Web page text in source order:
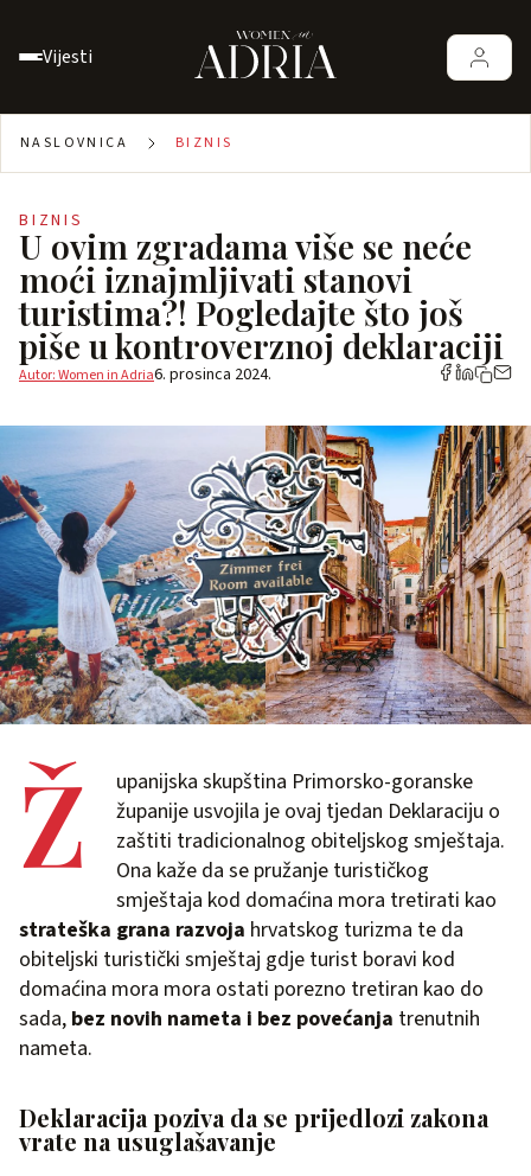
Vijesti
NASLOVNICA BIZNIS
BIZNIS
U ovim zgradama više se neće
moći iznajmljivati stanovi
turistima?! Pogledajte što još
piše u kontroverznoj deklaraciji
Autor: Women in Adria6. prosinca 2024.
Ž
upanijska skupština Primorsko-goranske
županije usvojila je ovaj tjedan Deklaraciju o
zaštiti tradicionalnog obiteljskog smještaja.
Ona kaže da se pružanje turističkog
smještaja kod domaćina mora tretirati kao
strateška grana razvoja hrvatskog turizma te da
obiteljski turistički smještaj gdje turist boravi kod
domaćina mora mora ostati porezno tretiran kao do
sada, bez novih nameta i bez povećanja trenutnih
nameta.
Deklaracija poziva da se prijedlozi zakona
vrate na usuglašavanje